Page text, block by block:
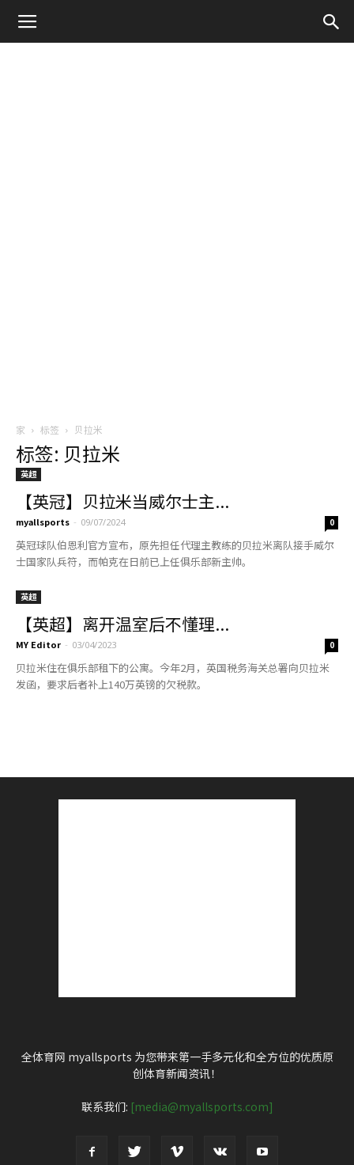
家 标签 贝拉米
标签: 贝拉米
英超
【英冠】贝拉米当威尔士主...
myallsports - 09/07/2024 0
英冠球队伯恩利官方宣布，原先担任代理主教练的贝拉米离队接手威尔
士国家队兵符，而帕克在日前已上任俱乐部新主帅。
英超
【英超】离开温室后不懂理...
MY Editor - 03/04/2023 0
贝拉米住在俱乐部租下的公寓。今年2月，英国税务海关总署向贝拉米
发函，要求后者补上140万英镑的欠税款。
全体育网 myallsports 为您带来第一手多元化和全方位的优质原
创体育新闻资讯！
联系我们: [media@myallsports.com]